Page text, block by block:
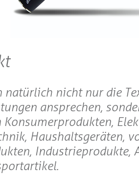
natürlich nicht nur die
ansprechen,
Konsumerprodukten,
Haushaltsgeräten,
Industrieprodukte,